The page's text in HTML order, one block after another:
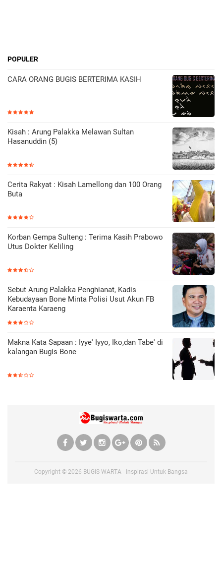
POPULER
CARA ORANG BUGIS BERTERIMA KASIH
Kisah : Arung Palakka Melawan Sultan
Hasanuddin (5)
Cerita Rakyat : Kisah Lamellong dan 100 Orang
Buta
Korban Gempa Sulteng : Terima Kasih Prabowo
Utus Dokter Keliling
Sebut Arung Palakka Penghianat, Kadis
Kebudayaan Bone Minta Polisi Usut Akun FB
Karaenta Karaeng
Makna Kata Sapaan : Iyye' Iyyo, Iko,dan Tabe' di
kalangan Bugis Bone
Copyright © 2026 BUGIS WARTA - Inspirasi Untuk Bangsa